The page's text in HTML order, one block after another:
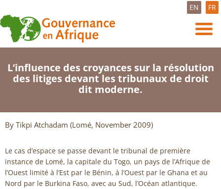
EN FR
L’influence des croyances sur la résolution
des litiges devant les tribunaux de droit
dit moderne.
By Tikpi Atchadam (Lomé, November 2009)
Le cas d’espace se passe devant le tribunal de première
instance de Lomé, la capitale du Togo, un pays de l’Afrique de
l’Ouest limité à l’Est par le Bénin, à l’Ouest par le Ghana et au
Nord par le Burkina Faso, avec au Sud, l’Océan atlantique.